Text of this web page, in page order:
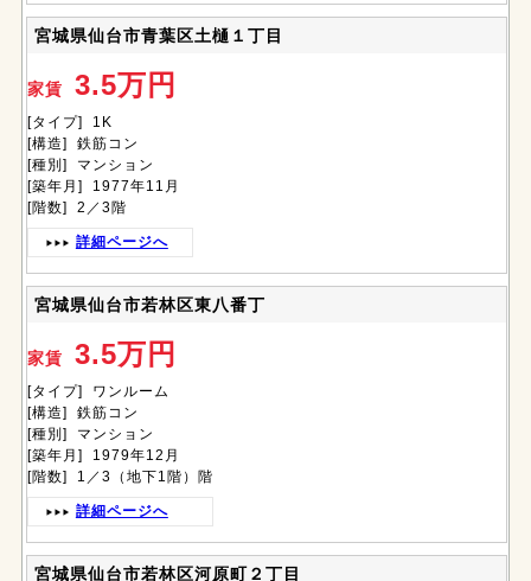
宮城県仙台市青葉区土樋１丁目
家賃 3.5万円
[タイプ] 1K
[構造] 鉄筋コン
[種別] マンション
[築年月] 1977年11月
[階数] 2／3階
詳細ページへ
宮城県仙台市若林区東八番丁
家賃 3.5万円
[タイプ] ワンルーム
[構造] 鉄筋コン
[種別] マンション
[築年月] 1979年12月
[階数] 1／3（地下1階）階
詳細ページへ
宮城県仙台市若林区河原町２丁目